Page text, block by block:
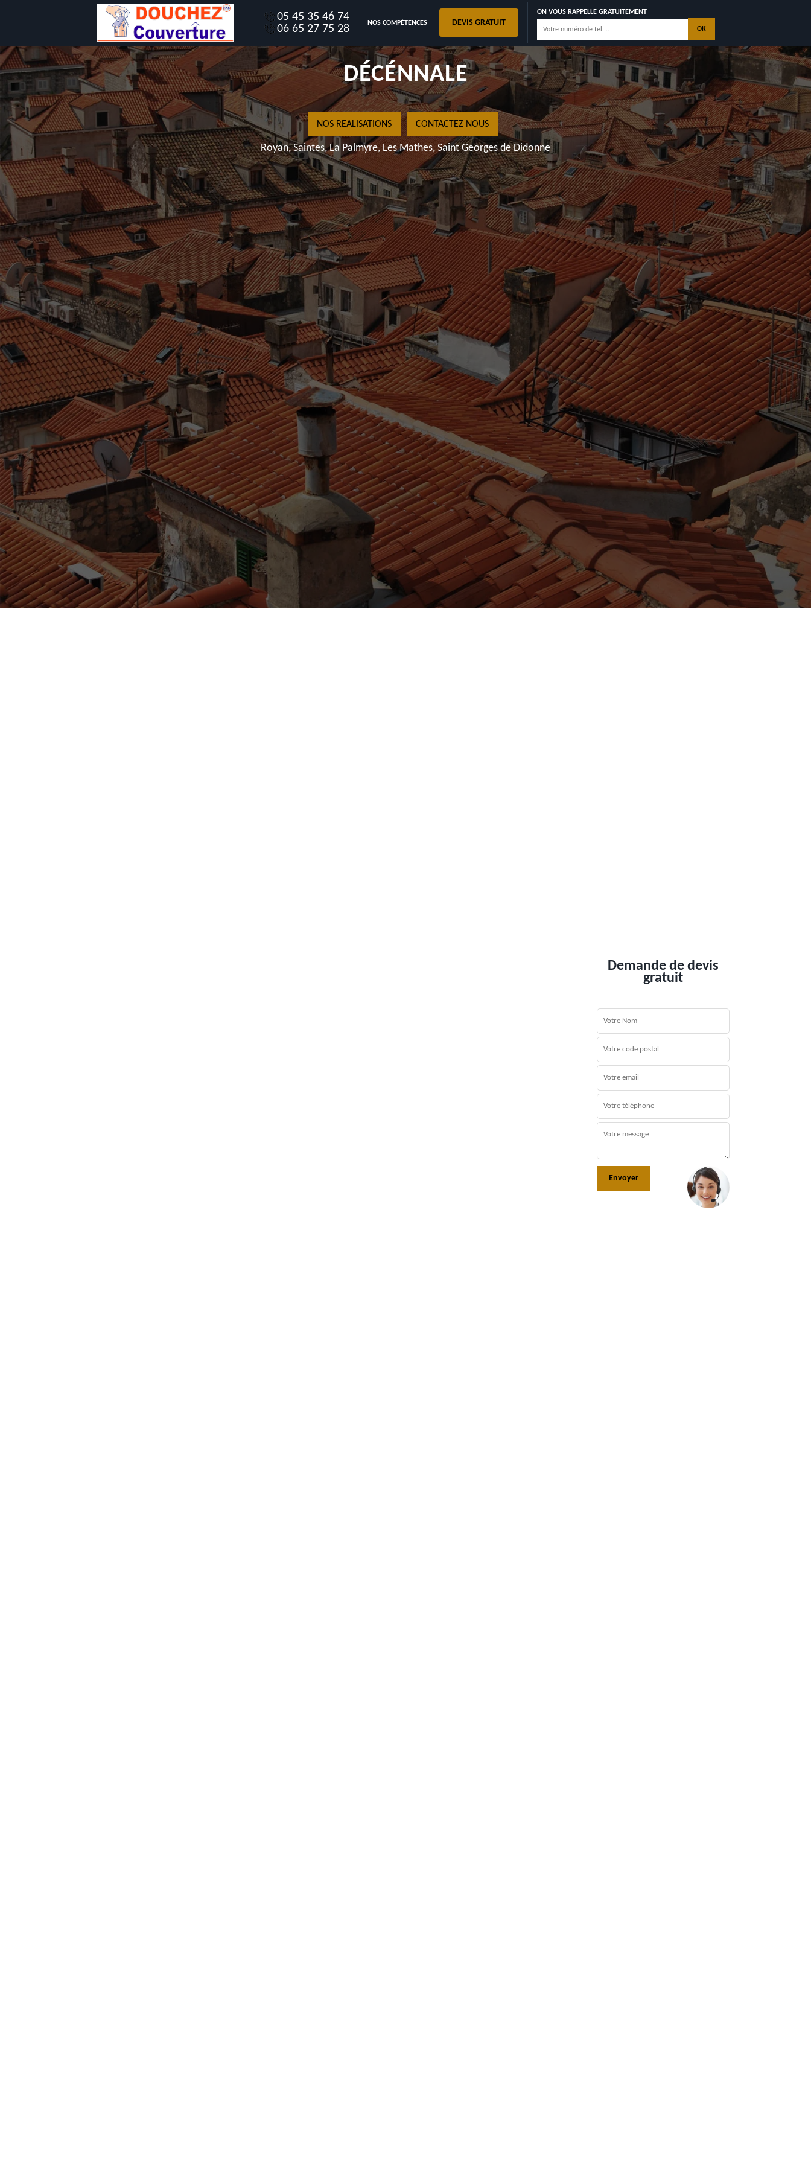
05 45 35 46 74
06 65 27 75 28
NOS COMPÉTENCES DEVIS GRATUIT
ON VOUS RAPPELLE GRATUITEMENT
Demande de devis
gratuit
AVEC GARANTIE
DÉCÉNNALE
NOS REALISATIONS CONTACTEZ NOUS
Royan, Saintes, La Palmyre, Les Mathes, Saint Georges de Didonne